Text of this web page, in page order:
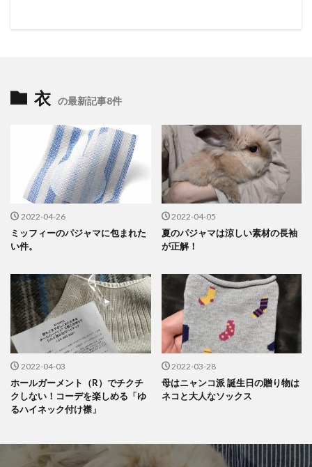
衣 の最新記事8件
2022-04-26
ミッフィーのパジャマに包まれた
い件。
2022-04-05
夏のパジャマは涼しい素材の長袖
が正解！
2022-04-03
ホールガーメント（R）でチクチ
クしない！コーデを楽しめる「ゆ
るハイネック付け襟」
2022-03-28
母はニャンコ派 誕生日の贈り物は
ネコと大人なソックス